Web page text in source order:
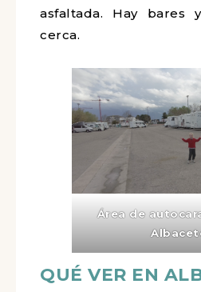
asfaltada. Hay bares
cerca.
Área de
QUÉ VER EN